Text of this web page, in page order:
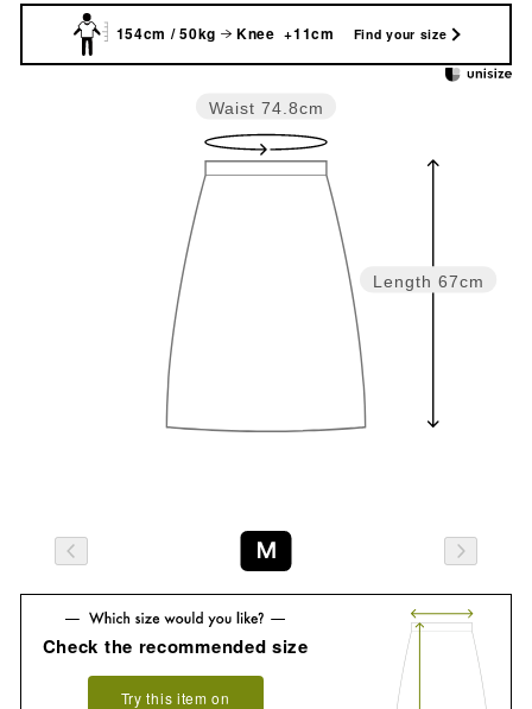
154cm / 50kg Knee +11cm Find your size
Length 67cm
Waist 74.8cm
M
Check the recommended size
Try this item on